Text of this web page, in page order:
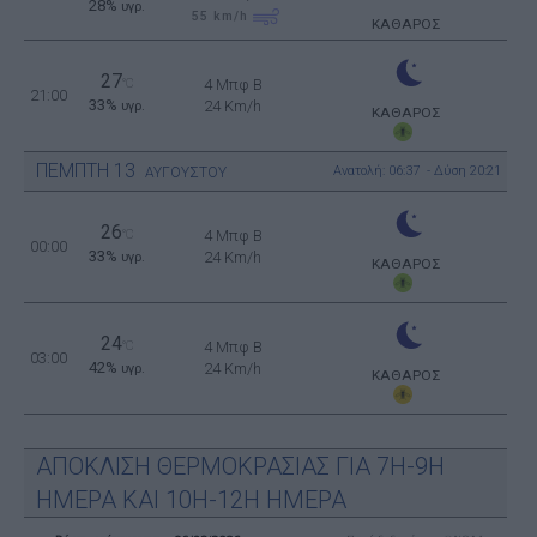
28% υγρ.
55 km/h ΚΑΘΑΡΟΣ
21:00
27
33% υγρ.
4 Μπφ B
24 Km/h
ΚΑΘΑΡΟΣ
ΠΕΜΠΤΗ 13 ΑΥΓΟΥΣΤΟΥ Ανατολή: 06:37 - Δύση 20:21
00:00
26
33% υγρ.
4 Μπφ B
24 Km/h
ΚΑΘΑΡΟΣ
03:00
24°C
42% υγρ.
4 Μπφ B
24 Km/h
ΚΑΘΑΡΟΣ
ΑΠΟΚΛΙΣΗ ΘΕΡΜΟΚΡΑΣΙΑΣ ΓΙΑ 7Η-9Η
ΗΜΕΡΑ ΚΑΙ 10Η-12Η ΗΜΕΡΑ